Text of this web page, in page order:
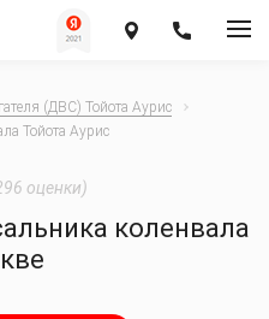
(ДВС) Тойота Аурис
Тойота Аурис
коленвала
оценки)